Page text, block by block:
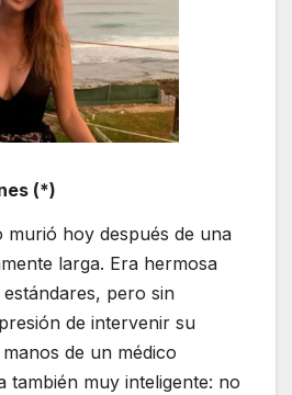
(*)
murió hoy después de una
larga. Era hermosa
pero sin
de intervenir su
de un médico
también muy inteligente: no